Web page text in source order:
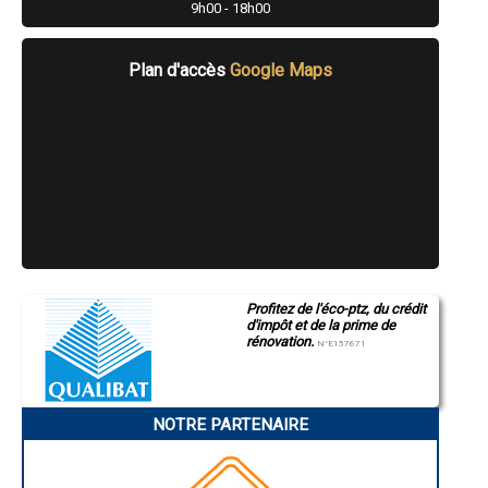
- Tailleur de pierre à Saint-Didier
- Tailleur de pierre à Visan
- Tailleur de pierre à Taillades
- Tailleur de pierre à Bonnieux
- Tailleur de pierre à Oppède
- Tailleur de pierre à La Bastide-des-Jourdans
- Tailleur de pierre à Sault
- Tailleur de pierre à La Motte-d'Aigues
- Tailleur de pierre à Roussillon
- Tailleur de pierre à Jonquerettes
- Tailleur de pierre à Goult
9h00 - 18h00
Plan d'accèsGoogle Maps
Profitez de l'éco-ptz, du crédit
d'impôt et de la prime de
rénovation. N°E157671
NOTRE PARTENAIRE